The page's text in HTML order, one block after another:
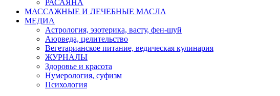
РАСАЯНА
МАССАЖНЫЕ И ЛЕЧЕБНЫЕ МАСЛА
МЕДИА
Астрология, эзотерика, васту, фен-шуй
Аюрведа, целительство
Вегетарианское питание, ведическая кулинария
ЖУРНАЛЫ
Здоровье и красота
Нумерология, суфизм
Психология